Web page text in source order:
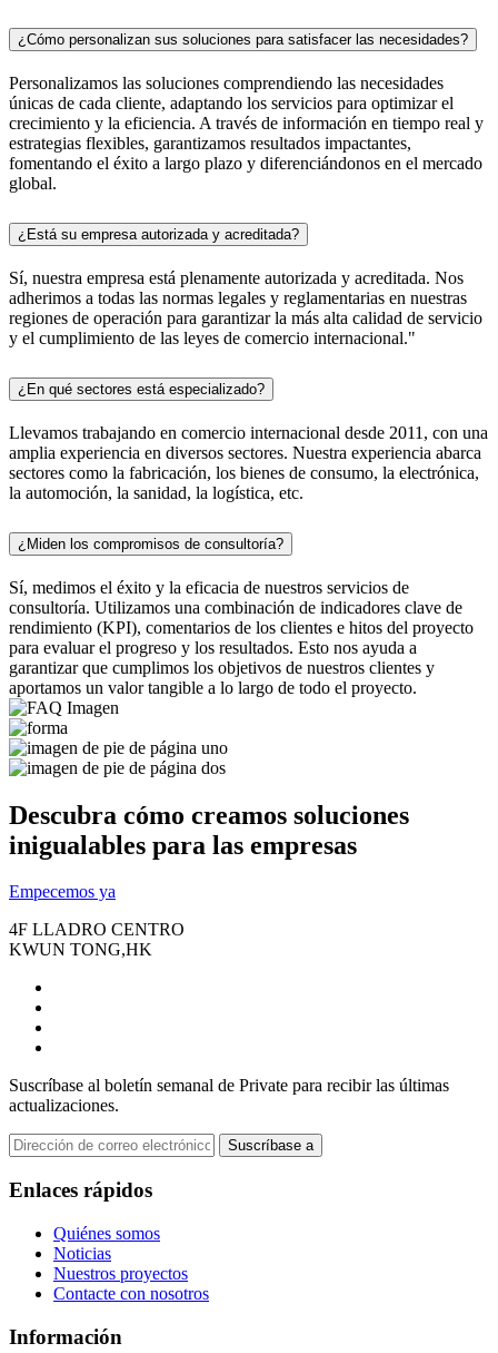
¿Cómo personalizan sus soluciones para satisfacer las necesidades?
Personalizamos las soluciones comprendiendo las necesidades
únicas de cada cliente, adaptando los servicios para optimizar el
crecimiento y la eficiencia. A través de información en tiempo real y
estrategias flexibles, garantizamos resultados impactantes,
fomentando el éxito a largo plazo y diferenciándonos en el mercado
global.
¿Está su empresa autorizada y acreditada?
Sí, nuestra empresa está plenamente autorizada y acreditada. Nos
adherimos a todas las normas legales y reglamentarias en nuestras
regiones de operación para garantizar la más alta calidad de servicio
y el cumplimiento de las leyes de comercio internacional."
¿En qué sectores está especializado?
Llevamos trabajando en comercio internacional desde 2011, con una
amplia experiencia en diversos sectores. Nuestra experiencia abarca
sectores como la fabricación, los bienes de consumo, la electrónica,
la automoción, la sanidad, la logística, etc.
¿Miden los compromisos de consultoría?
Sí, medimos el éxito y la eficacia de nuestros servicios de
consultoría. Utilizamos una combinación de indicadores clave de
rendimiento (KPI), comentarios de los clientes e hitos del proyecto
para evaluar el progreso y los resultados. Esto nos ayuda a
garantizar que cumplimos los objetivos de nuestros clientes y
aportamos un valor tangible a lo largo de todo el proyecto.
Descubra cómo creamos soluciones
inigualables para las empresas
Empecemos ya
4F LLADRO CENTRO
KWUN TONG,HK
Suscríbase al boletín semanal de Private para recibir las últimas
actualizaciones.
Suscríbase a
Enlaces rápidos
Quiénes somos
Noticias
Nuestros proyectos
Contacte con nosotros
Información